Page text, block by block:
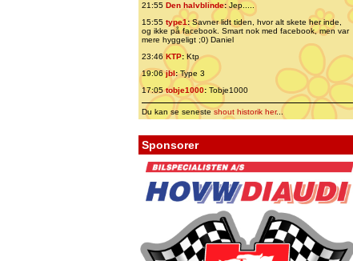
21:55 Den halvblinde:Jep.....
15:55 type1:Savner lidt tiden, hvor alt skete her inde,
og ikke på facebook. Smart nok med facebook, men var
mere hyggeligt ;0) Daniel
23:46 KTP:Ktp
19:06jbl:Type 3
17:05tobje1000: Tobje1000
Du kan se senesteshout historik her...
Sponsorer